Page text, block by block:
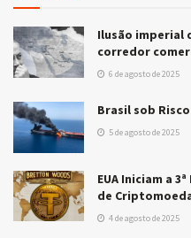
Ilusão imperial
corredor
6 de agosto de 2025
Brasil sob
5 de agosto de 2025
EUA Iniciam a
de
4 de agosto de 2025